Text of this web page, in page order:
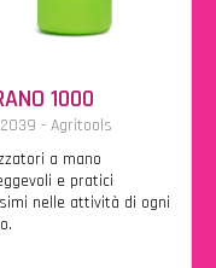
1000
- Agritools
a mano
e pratici
nelle attività di ogni